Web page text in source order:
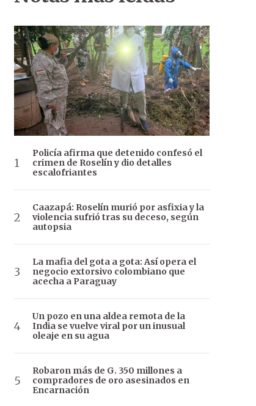
Policía afirma que detenido confesó el
crimen de Roselín y dio detalles
escalofriantes
Caazapá: Roselín murió por asfixia y la
violencia sufrió tras su deceso, según
autopsia
La mafia del gota a gota: Así opera el
negocio extorsivo colombiano que
acecha a Paraguay
Un pozo en una aldea remota de la
India se vuelve viral por un inusual
oleaje en su agua
Robaron más de G. 350 millones a
compradores de oro asesinados en
Encarnación